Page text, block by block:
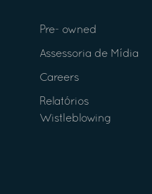
Pre- owned
Assessoria de Mídia
Careers
Relatórios
Wistleblowing